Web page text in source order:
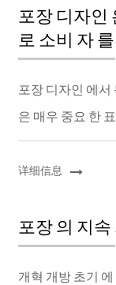
포장 디자인
로 소비 자
포장 디자인 에서
은 매우 중요 한
내용 을 시각 적
우 강 한 시각 적
详细信息
포장 의 지
개혁 개방 초기